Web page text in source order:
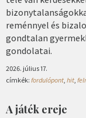
reménnyel és
gondtalan
gondolatai.
2026. július 17.
címkék: fordulópont, hit,
A játék ereje